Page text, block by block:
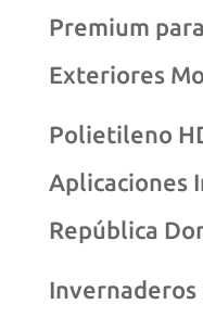
Premium
Exteriores
Polietileno
Aplicaciones
República